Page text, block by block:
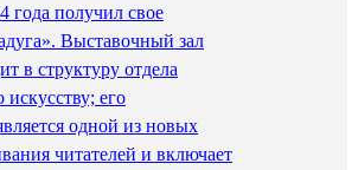
года получил свое
Выставочный зал
в структуру отдела
его
одной из новых
читателей и включает